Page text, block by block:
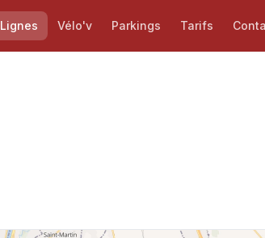
Lignes Vélo'v Parkings Tarifs